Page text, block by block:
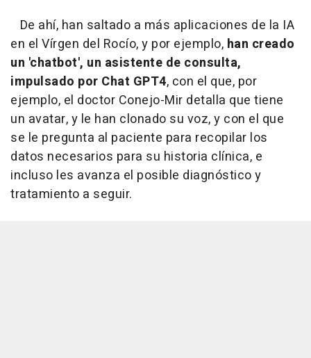
De ahí, han saltado a más aplicaciones de la IA
en el Vírgen del Rocío, y por ejemplo, han creado
un 'chatbot', un asistente de consulta,
impulsado por Chat GPT4, con el que, por
ejemplo, el doctor Conejo-Mir detalla que tiene
un avatar, y le han clonado su voz, y con el que
se le pregunta al paciente para recopilar los
datos necesarios para su historia clínica, e
incluso les avanza el posible diagnóstico y
tratamiento a seguir.